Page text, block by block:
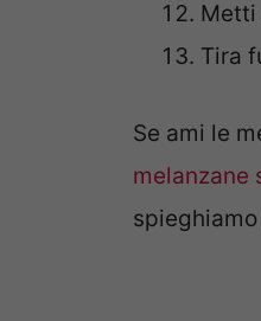
Metti
Tira
Se ami le
melanzane